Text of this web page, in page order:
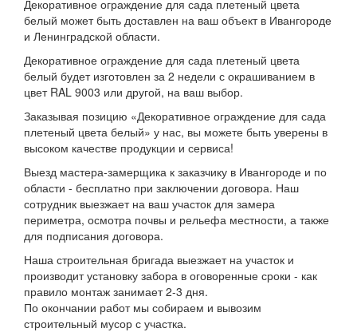
Декоративное ограждение для сада плетеный цвета
белый может быть доставлен на ваш объект в Ивангороде
и Ленинградской области.
Декоративное ограждение для сада плетеный цвета
белый будет изготовлен за 2 недели с окрашиванием в
цвет RAL 9003 или другой, на ваш выбор.
Заказывая позицию «Декоративное ограждение для сада
плетеный цвета белый» у нас, вы можете быть уверены в
высоком качестве продукции и сервиса!
Выезд мастера-замерщика к заказчику в Ивангороде и по
области - бесплатно при заключении договора. Наш
сотрудник выезжает на ваш участок для замера
периметра, осмотра почвы и рельефа местности, а также
для подписания договора.
Наша строительная бригада выезжает на участок и
производит установку забора в оговоренные сроки - как
правило монтаж занимает 2-3 дня.
По окончании работ мы собираем и вывозим
строительный мусор с участка.